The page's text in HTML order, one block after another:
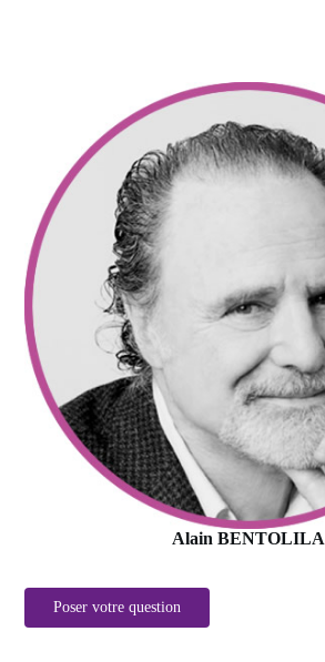
Alain BENTOLILA
Poser votre question